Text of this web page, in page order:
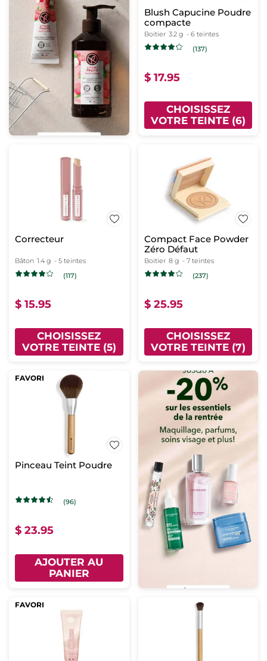
Blush Capucine Poudre
compacte
Boitier 3.2 g - 6 teintes
(137)
$ 17.95
CHOISISSEZ
VOTRE TEINTE (6)
Correcteur
Bâton 1.4 g - 5 teintes
(117)
$ 15.95
CHOISISSEZ
VOTRE TEINTE (5)
Compact Face Powder
Zéro Défaut
Boitier 8 g - 7 teintes
(237)
$ 25.95
CHOISISSEZ
VOTRE TEINTE (7)
FAVORI
Pinceau Teint Poudre
(96)
$ 23.95
AJOUTER AU
PANIER
FAVORI